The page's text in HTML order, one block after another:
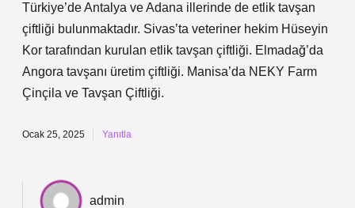
Türkiye’de Antalya ve Adana illerinde de etlik tavşan
çiftliği bulunmaktadır. Sivas’ta veteriner hekim Hüseyin
Kor tarafından kurulan etlik tavşan çiftliği. Elmadağ’da
Angora tavşanı üretim çiftliği. Manisa’da NEKY Farm
Çinçila ve Tavşan Çiftliği.
Ocak 25, 2025 Yanıtla
admin